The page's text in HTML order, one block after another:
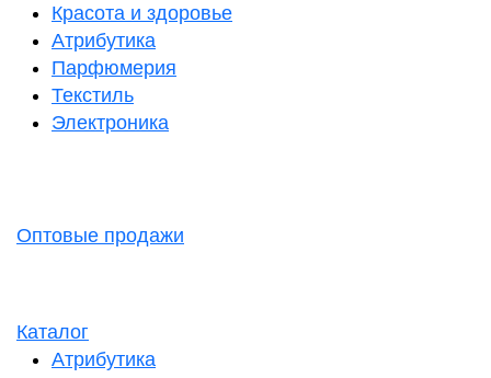
Красота и здоровье
Атрибутика
Парфюмерия
Текстиль
Электроника
Оптовые продажи
Каталог
Атрибутика